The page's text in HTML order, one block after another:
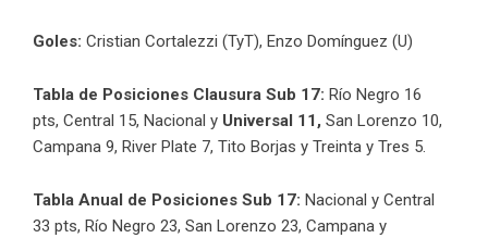
Goles: Cristian Cortalezzi (TyT), Enzo Domínguez (U)
Tabla de Posiciones Clausura Sub 17: Río Negro 16
pts, Central 15, Nacional y Universal 11, San Lorenzo 10,
Campana 9, River Plate 7, Tito Borjas y Treinta y Tres 5.
Tabla Anual de Posiciones Sub 17: Nacional y Central
33 pts, Río Negro 23, San Lorenzo 23, Campana y